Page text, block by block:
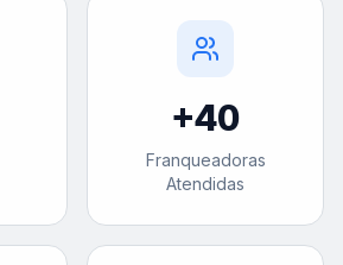
+40
Franqueadoras
Atendidas